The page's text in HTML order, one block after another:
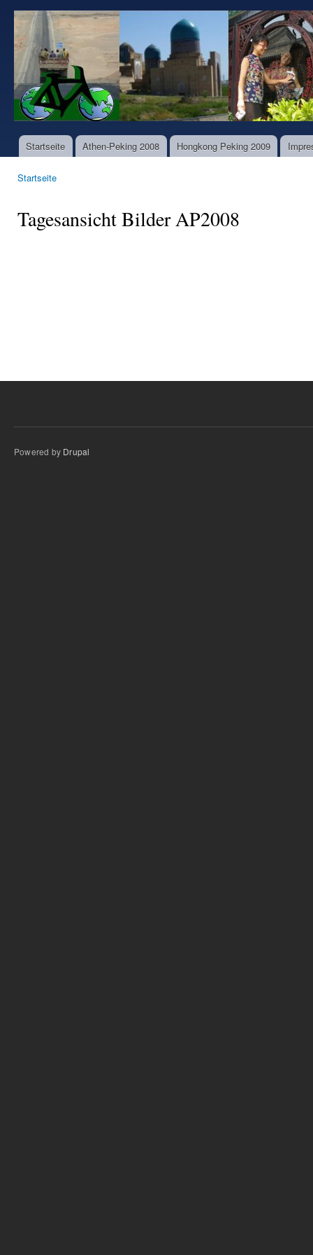
www.world-
bike-
tours.com
Hauptmenü
Startseite Athen-Peking 2008 Hongkong Peking 2009
Startseite
Tagesansicht Bilder AP2008
Powered by Drupal